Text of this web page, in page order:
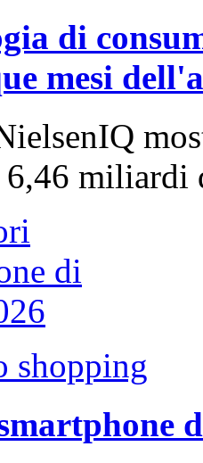
di
mesi
6,46
shopping